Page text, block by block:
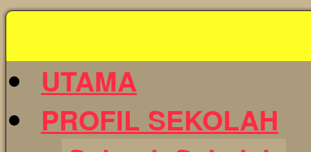
Skip
UTAMA
PROFIL SEKOLAH